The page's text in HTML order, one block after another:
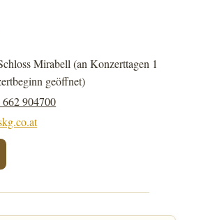
Mirabell (an Konzerttagen 1
geöffnet)
904700